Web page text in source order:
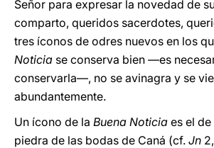
Señor para expresar la novedad de
comparto, queridos sacerdotes,
tres íconos de odres nuevos en los
Noticia se conserva bien ―es
conservarla―, no se avinagra y se
abundantemente.
Un ícono de la Buena Noticia es el
piedra de las bodas de Caná (cf. Jn